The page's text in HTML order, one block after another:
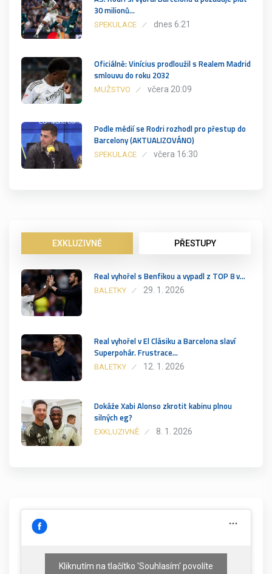
30 milionů…
SPEKULACE dnes 6:21
Oficiálně: Vinícius prodloužil s Realem Madrid
smlouvu do roku 2032
MUŽSTVO včera 20:09
Podle médií se Rodri rozhodl pro přestup do
Barcelony (AKTUALIZOVÁNO)
SPEKULACE včera 16:30
EXKLUZIVNĚ PŘESTUPY
Real vyhořel s Benfikou a vypadl z TOP 8 v…
BALETKY 29. 1. 2026
Real vyhořel v El Clásiku a Barcelona slaví
Superpohár. Frustrace…
BALETKY 12. 1. 2026
Dokáže Xabi Alonso zkrotit kabinu plnou
silných eg?
EXKLUZIVNĚ 8. 1. 2026
Kliknutím na tlačítko 'Souhlasím' povolíte